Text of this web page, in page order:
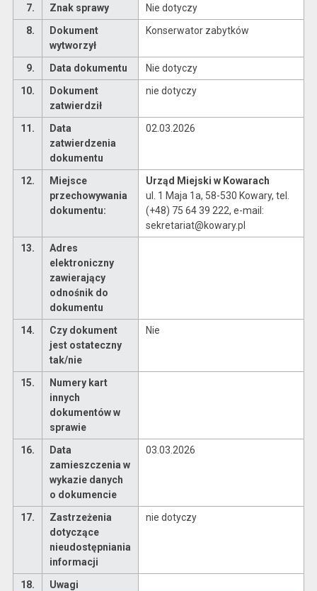
7. Znak sprawy
Nie dotyczy
8.
Dokument
wytworzył
Konserwator zabytków
9. Data dokumentu
Nie dotyczy
10.
Dokument
zatwierdził
nie dotyczy
11.
Data
zatwierdzenia
dokumentu
02.03.2026
12.
Miejsce
przechowywania
dokumentu:
Urząd Miejski w Kowarach
ul. 1 Maja 1a, 58-530 Kowary, tel.
(+48) 75 64 39 222, e-mail:
sekretariat@kowary.pl
13.
Adres
elektroniczny
zawierający
odnośnik do
dokumentu
14.
Czy dokument
jest ostateczny
tak/nie
Nie
15.
Numery kart
innych
dokumentów w
sprawie
16.
Data
zamieszczenia w
wykazie danych
o dokumencie
03.03.2026
17.
Zastrzeżenia
dotyczące
nieudostępniania
informacji
nie dotyczy
18. Uwagi